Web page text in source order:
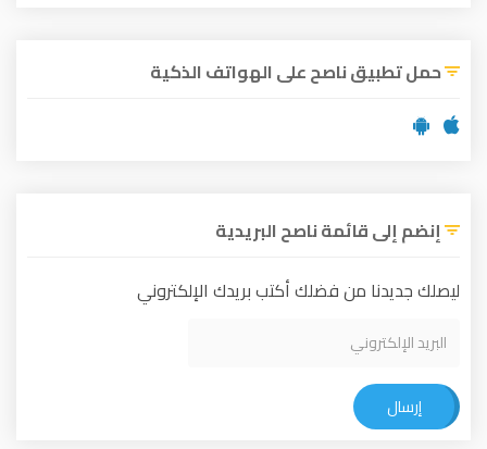
حمل تطبيق ناصح على الهواتف الذكية
إنضم إلى قائمة ناصح البريدية
ليصلك جديدنا من فضلك أكتب بريدك الإلكتروني
إرسال